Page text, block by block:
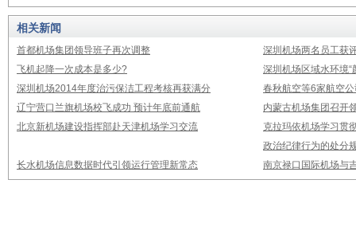
相关新闻
首都机场集团领导班子再次调整
深圳机场两名员工获
飞机起降一次成本是多少?
深圳机场区域水环境“
深圳机场2014年度治污保洁工程考核再获满分
春秋航空等6家航空
辽宁营口兰旗机场校飞成功 预计年底前通航
内蒙古机场集团召开
北京新机场建设指挥部赴天津机场学习交流
克拉玛依机场学习贯
政治纪律行为的处分
长水机场信息数据时代引领运行管理新常态
南京禄口国际机场与